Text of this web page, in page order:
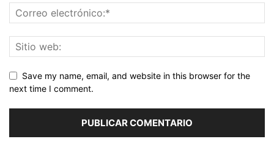
Save my name, email, and website in this browser for the
next time I comment.